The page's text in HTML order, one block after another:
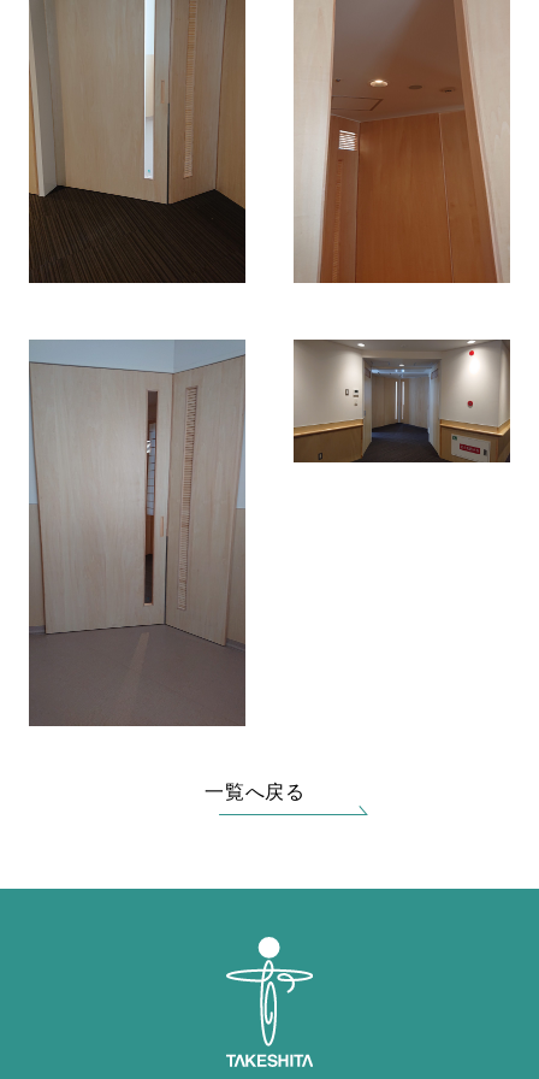
一覧へ戻る